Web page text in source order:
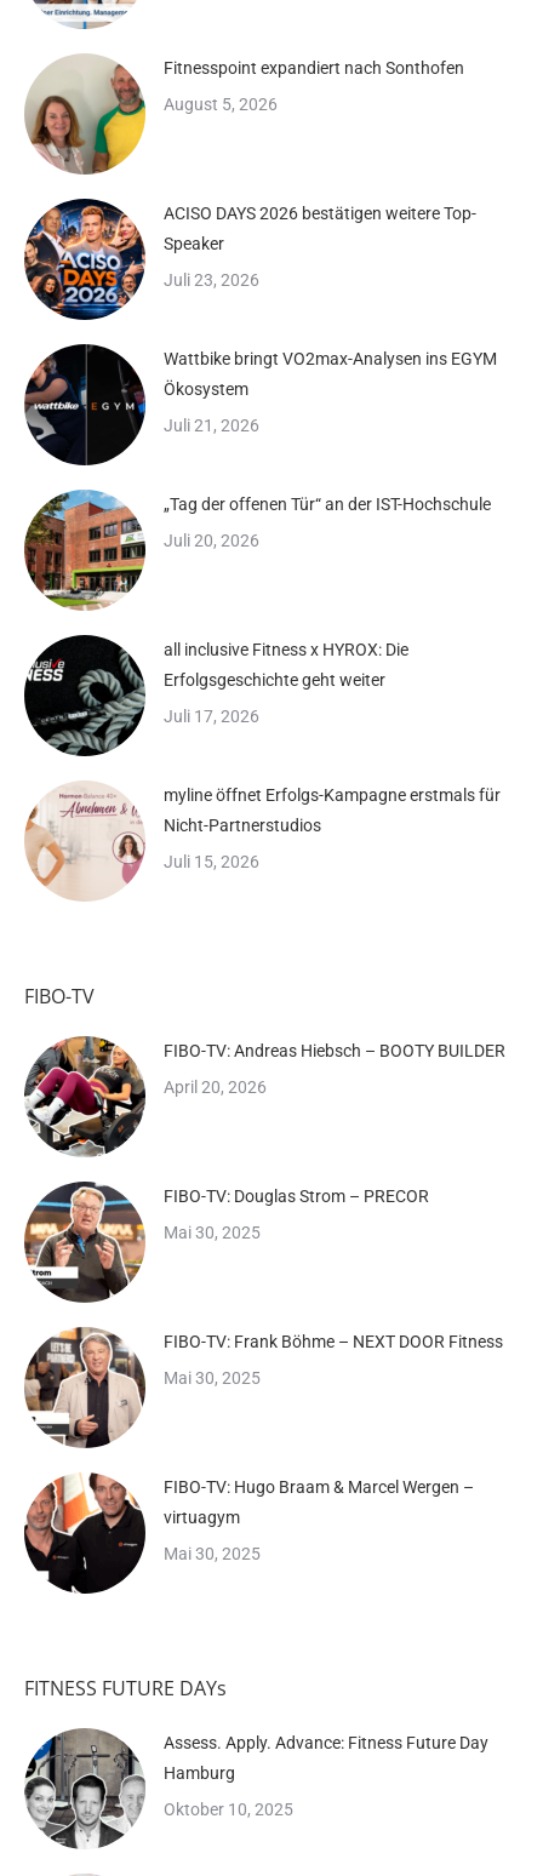
Fitnesspoint expandiert nach Sonthofen
August 5, 2026
ACISO DAYS 2026 bestätigen weitere Top-
Speaker
Juli 23, 2026
Wattbike bringt VO2max-Analysen ins EGYM
Ökosystem
Juli 21, 2026
„Tag der offenen Tür“ an der IST-Hochschule
Juli 20, 2026
all inclusive Fitness x HYROX: Die
Erfolgsgeschichte geht weiter
Juli 17, 2026
myline öffnet Erfolgs-Kampagne erstmals für
Nicht-Partnerstudios
Juli 15, 2026
FIBO-TV
FIBO-TV: Andreas Hiebsch – BOOTY BUILDER
April 20, 2026
FIBO-TV: Douglas Strom – PRECOR
Mai 30, 2025
FIBO-TV: Frank Böhme – NEXT DOOR Fitness
Mai 30, 2025
FIBO-TV: Hugo Braam & Marcel Wergen –
virtuagym
Mai 30, 2025
FITNESS FUTURE DAYs
Assess. Apply. Advance: Fitness Future Day
Hamburg
Oktober 10, 2025